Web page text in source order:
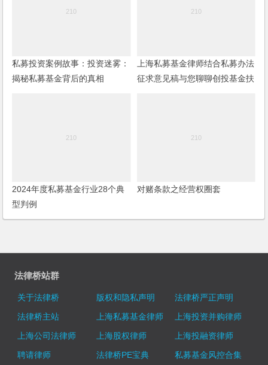
私募投资案例故事：投资迷雾：
揭秘私募基金背后的真相
上海私募基金律师结合私募办法
征求意见稿与您聊聊创投基金扶
2024年度私募基金行业28个典
型判例
对赌条款之经营权圈套
法律桥站群
关于法律桥 版权和隐私声明
法律桥严正声明
法律桥主站
上海私募基金律师
上海投资并购律师
上海公司法律师
上海股权律师
上海投融资律师
聘请律师
法律桥PE宝典 私募基金风控合集